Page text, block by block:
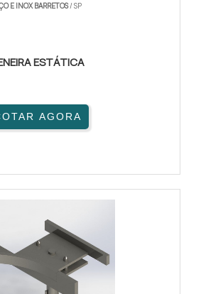
E INOX BARRETOS/ SP
ESTÁTICA
AGORA